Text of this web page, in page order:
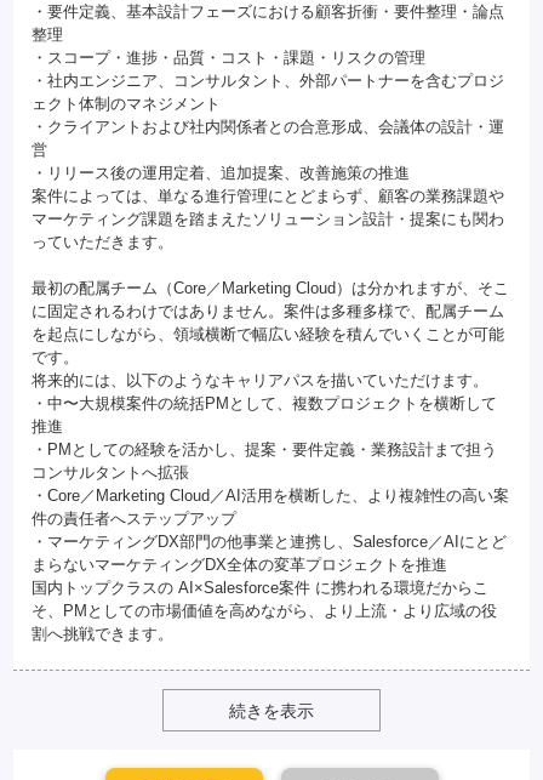
・要件定義、基本設計フェーズにおける顧客折衝・要件整理・論点
整理
・スコープ・進捗・品質・コスト・課題・リスクの管理
・社内エンジニア、コンサルタント、外部パートナーを含むプロジ
ェクト体制のマネジメント
・クライアントおよび社内関係者との合意形成、会議体の設計・運
営
・リリース後の運用定着、追加提案、改善施策の推進
案件によっては、単なる進行管理にとどまらず、顧客の業務課題や
マーケティング課題を踏まえたソリューション設計・提案にも関わ
っていただきます。
最初の配属チーム（Core／Marketing Cloud）は分かれますが、そこ
に固定されるわけではありません。案件は多種多様で、配属チーム
を起点にしながら、領域横断で幅広い経験を積んでいくことが可能
です。
将来的には、以下のようなキャリアパスを描いていただけます。
・中〜大規模案件の統括PMとして、複数プロジェクトを横断して
推進
・PMとしての経験を活かし、提案・要件定義・業務設計まで担う
コンサルタントへ拡張
・Core／Marketing Cloud／AI活用を横断した、より複雑性の高い案
件の責任者へステップアップ
・マーケティングDX部門の他事業と連携し、Salesforce／AIにとど
まらないマーケティングDX全体の変革プロジェクトを推進
国内トップクラスの AI×Salesforce案件 に携われる環境だからこ
そ、PMとしての市場価値を高めながら、より上流・より広域の役
割へ挑戦できます。
続きを表示